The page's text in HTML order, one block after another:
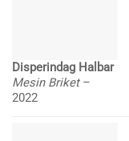
Disperindag Halbar
Mesin Briket –
2022